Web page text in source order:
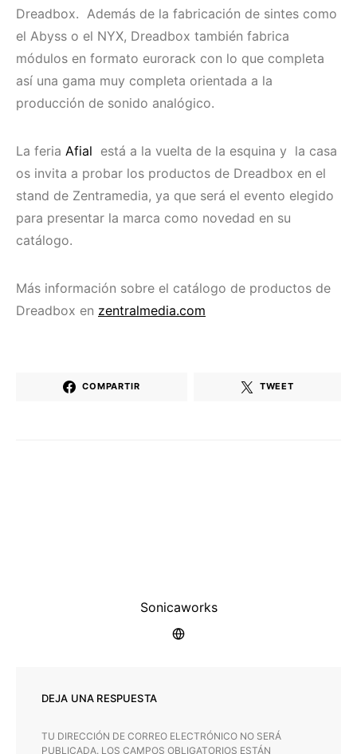
Dreadbox. Además de la fabricación de sintes como
el Abyss o el NYX, Dreadbox también fabrica
módulos en formato eurorack con lo que completa
así una gama muy completa orientada a la
producción de sonido analógico.
La feria Afial está a la vuelta de la esquina y la casa
os invita a probar los productos de Dreadbox en el
stand de Zentramedia, ya que será el evento elegido
para presentar la marca como novedad en su
catálogo.
Más información sobre el catálogo de productos de
Dreadbox en zentralmedia.com
COMPARTIR TWEET
Sonicaworks
DEJA UNA RESPUESTA
TU DIRECCIÓN DE CORREO ELECTRÓNICO NO SERÁ
PUBLICADA. LOS CAMPOS OBLIGATORIOS ESTÁN